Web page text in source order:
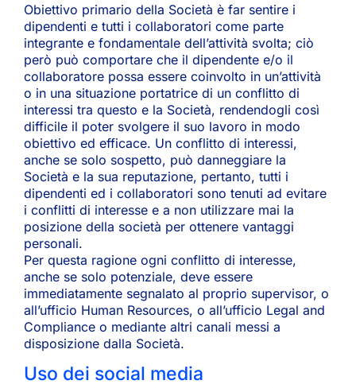
Obiettivo primario della Società è far sentire i
dipendenti e tutti i collaboratori come parte
integrante e fondamentale dell’attività svolta; ciò
però può comportare che il dipendente e/o il
collaboratore possa essere coinvolto in un’attività
o in una situazione portatrice di un conflitto di
interessi tra questo e la Società, rendendogli così
difficile il poter svolgere il suo lavoro in modo
obiettivo ed efficace. Un conflitto di interessi,
anche se solo sospetto, può danneggiare la
Società e la sua reputazione, pertanto, tutti i
dipendenti ed i collaboratori sono tenuti ad evitare
i conflitti di interesse e a non utilizzare mai la
posizione della società per ottenere vantaggi
personali.
Per questa ragione ogni conflitto di interesse,
anche se solo potenziale, deve essere
immediatamente segnalato al proprio supervisor, o
all’ufficio Human Resources, o all’ufficio Legal and
Compliance o mediante altri canali messi a
disposizione dalla Società.
Uso dei social media